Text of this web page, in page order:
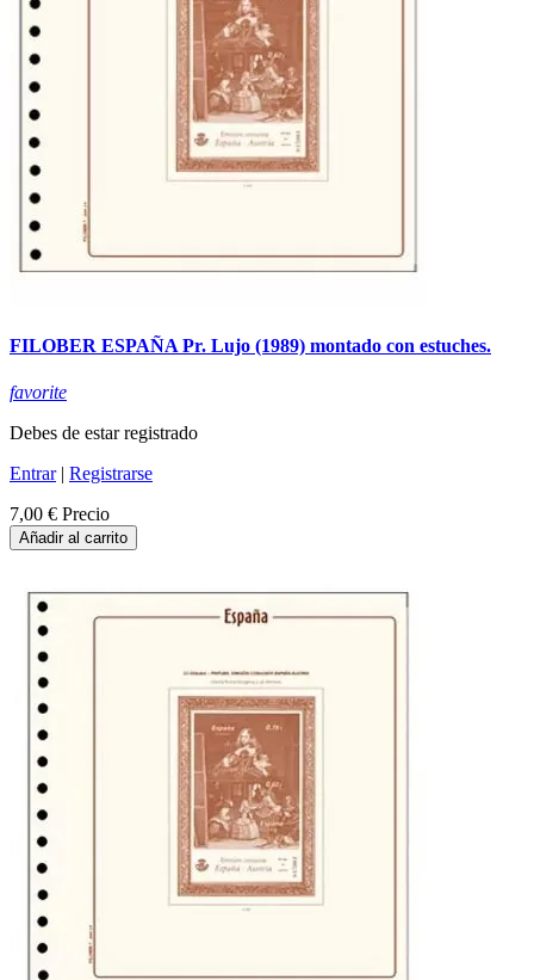
FILOBER ESPAÑA Pr. Lujo (1989) montado con estuches.
favorite
Debes de estar registrado
Entrar| Registrarse
7,00 € Precio
Añadir al carrito